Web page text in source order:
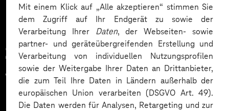
Mit einem Klick auf „Alle akzeptieren“ stimmen Sie
dem Zugriff auf Ihr Endgerät zu sowie der
Verarbeitung Ihrer Daten, der Webseiten- sowie
partner- und geräteübergreifenden Erstellung und
Verarbeitung von individuellen Nutzungsprofilen
sowie der Weitergabe Ihrer Daten an Drittanbieter,
die zum Teil Ihre Daten in Ländern außerhalb der
europäischen Union verarbeiten (DSGVO Art. 49).
Die Daten werden für Analysen, Retargeting und zur
Zahlreiche Unternehmen
vertrauen auf unsere
Expertise. Hier eine Auswahl: